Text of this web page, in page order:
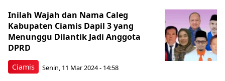
Ciamis
Inilah Wajah dan Nama Caleg
Kabupaten Ciamis Dapil 3 yang
Menunggu Dilantik Jadi Anggota
DPRD
Senin, 11 Mar 2024 - 14:58